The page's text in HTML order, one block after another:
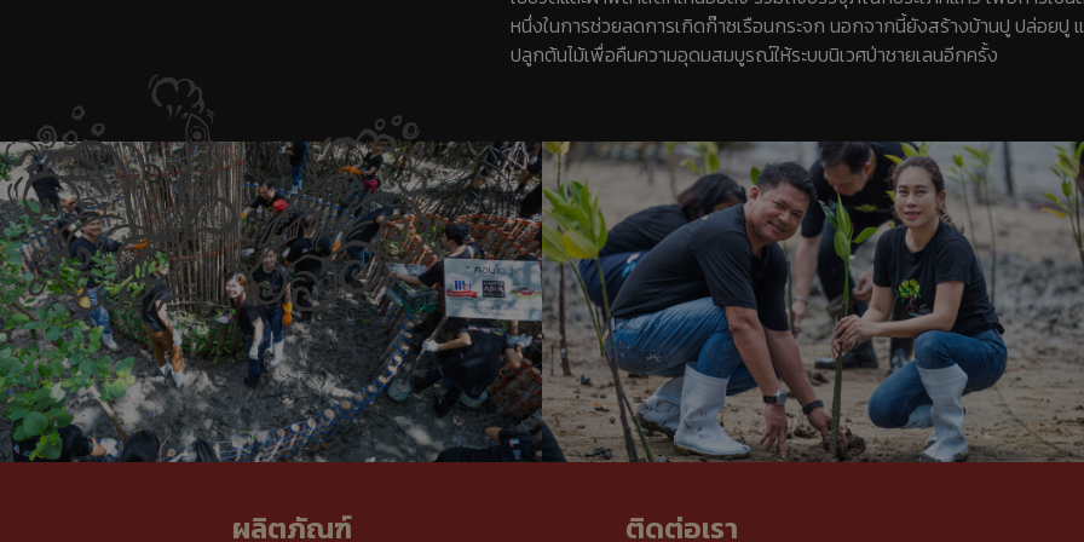
หนึ่งในการช่วยลดการเกิดก๊าซเรือนกระจก นอกจากนี้ยังสร้างบ้านปู ปล่อยปู
ปลูกต้นไม้เพื่อคืนความอุดมสมบูรณ์ให้ระบบนิเวศป่าชายเลนอีกครั้ง
ผลิตภัณฑ์ ติดต่อเรา